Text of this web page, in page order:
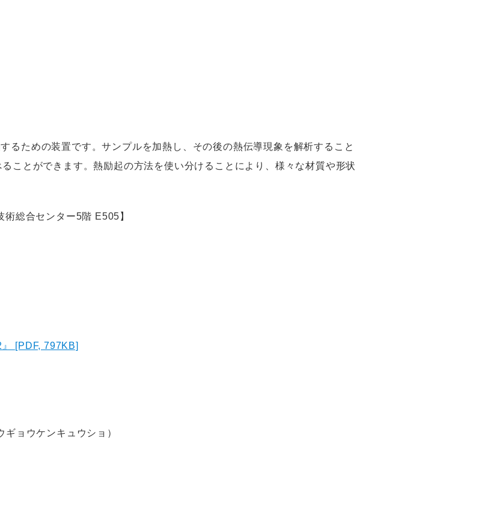
るための装置です。サンプルを加熱し、その後の熱伝導現象を解析すること
ことができます。熱励起の方法を使い分けることにより、様々な材質や形状
総合センター5階 E505 】
[PDF, 797KB]
ョウケンキュウショ）